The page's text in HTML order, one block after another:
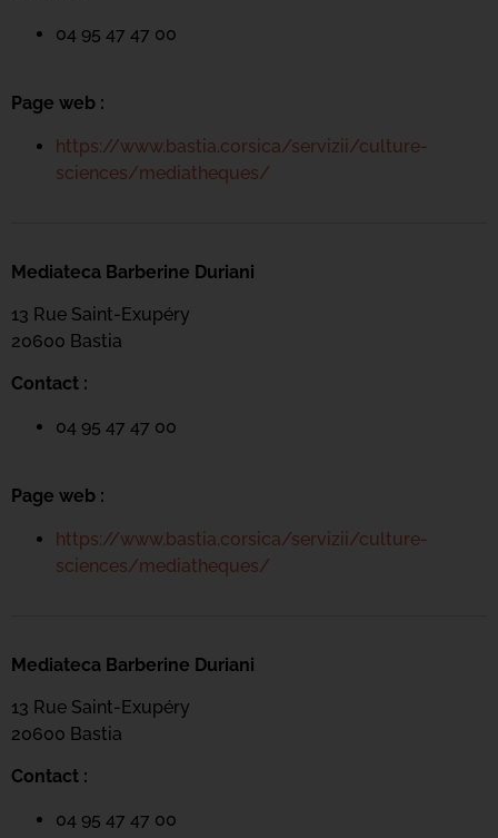
04 95 47 47 00
Page web :
https://www.bastia.corsica/servizii/culture-
sciences/mediatheques/
Mediateca Barberine Duriani
13 Rue Saint-Exupéry
20600 Bastia
Contact :
04 95 47 47 00
Page web :
https://www.bastia.corsica/servizii/culture-
sciences/mediatheques/
Mediateca Barberine Duriani
13 Rue Saint-Exupéry
20600 Bastia
Contact :
04 95 47 47 00